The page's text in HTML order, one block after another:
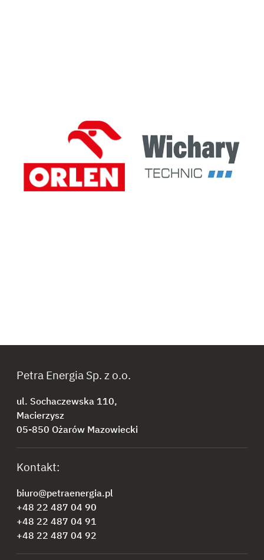
Petra Energia Sp. z o.o.
ul. Sochaczewska 110,
Macierzysz
05-850 Ożarów Mazowiecki
Kontakt:
biuro@petraenergia.pl
+48 22 487 04 90
+48 22 487 04 91
+48 22 487 04 92